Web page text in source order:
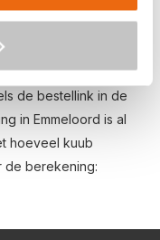
voor
ontvang binnen
e-mail voor
de bestellink in de
in Emmeloord is al
hoeveel kuub
de berekening: